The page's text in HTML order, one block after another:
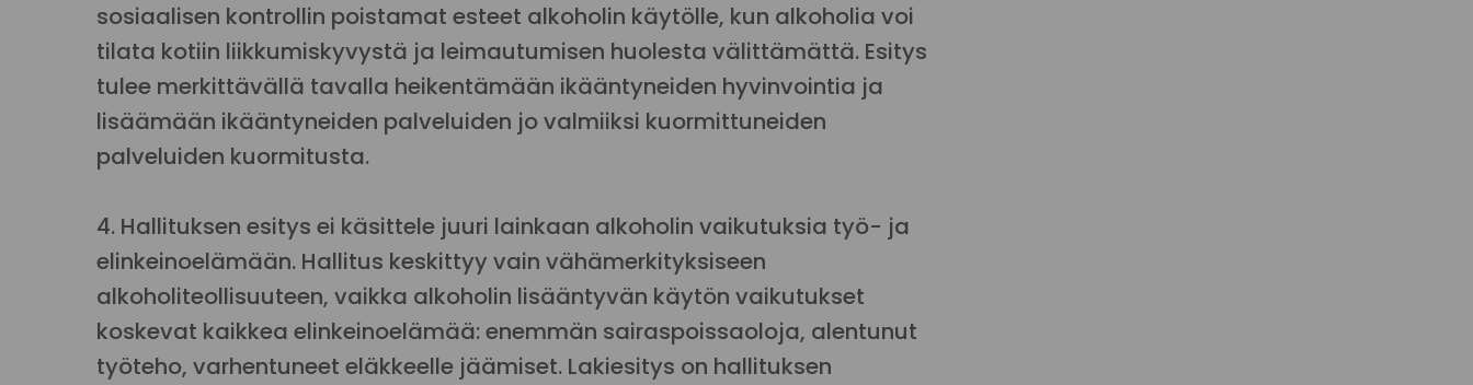
sosiaalisen kontrollin poistamat esteet alkoholin käytölle, kun alkoholia voi
tilata kotiin liikkumiskyvystä ja leimautumisen huolesta välittämättä. Esitys
tulee merkittävällä tavalla heikentämään ikääntyneiden hyvinvointia ja
lisäämään ikääntyneiden palveluiden jo valmiiksi kuormittuneiden
palveluiden kuormitusta.
4. Hallituksen esitys ei käsittele juuri lainkaan alkoholin vaikutuksia työ- ja
elinkeinoelämään. Hallitus keskittyy vain vähämerkityksiseen
alkoholiteollisuuteen, vaikka alkoholin lisääntyvän käytön vaikutukset
koskevat kaikkea elinkeinoelämää: enemmän sairaspoissaoloja, alentunut
työteho, varhentuneet eläkkeelle jäämiset. Lakiesitys on hallituksen